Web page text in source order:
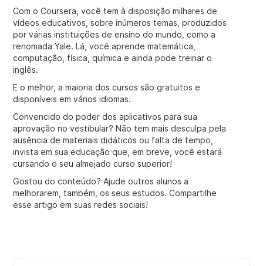
Com o Coursera, você tem à disposição milhares de
vídeos educativos, sobre inúmeros temas, produzidos
por várias instituições de ensino do mundo, como a
renomada Yale. Lá, você aprende matemática,
computação, física, química e ainda pode treinar o
inglês.
E o melhor, a maioria dos cursos são gratuitos e
disponíveis em vários idiomas.
Convencido do poder dos aplicativos para sua
aprovação no vestibular? Não tem mais desculpa pela
ausência de materiais didáticos ou falta de tempo,
invista em sua educação que, em breve, você estará
cursando o seu almejado curso superior!
Gostou do conteúdo? Ajude outros alunos a
melhorarem, também, os seus estudos. Compartilhe
esse artigo em suas redes sociais!